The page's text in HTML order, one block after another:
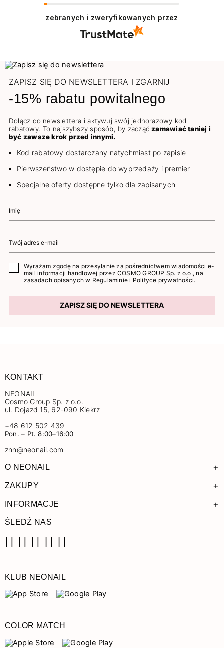
zebranych i zweryfikowanych przez
ZAPISZ SIĘ DO NEWSLETTERA I ZGARNIJ
-15% rabatu powitalnego
Dołącz do newslettera i aktywuj swój jednorazowy kod
rabatowy. To najszybszy sposób, by zacząćzamawiać taniej i
być zawsze krok przed innymi.
Kod rabatowy dostarczany natychmiast po zapisie
Pierwszeństwo w dostępie do wyprzedaży i premier
Specjalne oferty dostępne tylko dla zapisanych
Wyrażam zgodę na przesyłanie za pośrednictwem wiadomości e-
mail informacji handlowej przez COSMO GROUP Sp. z o.o., na
zasadach opisanych w Regulaminie i Polityce prywatności.
ZAPISZ SIĘ DO NEWSLETTERA
KONTAKT
NEONAIL
Cosmo Group Sp. z o.o.
ul. Dojazd 15, 62-090 Kiekrz
+48 612 502 439
Pon. – Pt. 8:00–16:00
znn@neonail.com
O NEONAIL +
ZAKUPY +
INFORMACJE +
ŚLEDŹ NAS
KLUB NEONAIL
COLOR MATCH